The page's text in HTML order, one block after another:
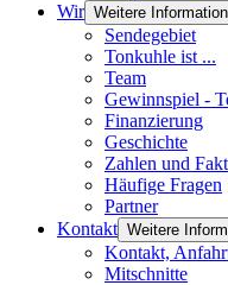
Wir Weitere
Sendegebiet
Tonkuhle ist ...
Team
Gewinnspiel -
Finanzierung
Geschichte
Zahlen und
Häufige Fragen
Partner
Kontakt Weitere
Kontakt,
Mitschnitte